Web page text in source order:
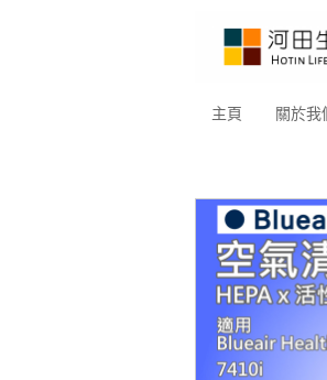
主頁 關於我